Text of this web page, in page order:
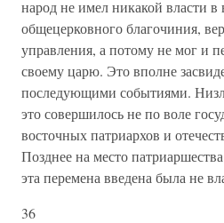
народ не имел никакой власти в
общецерковного благочиния,
управления, а потому не мог и
своему царю. Это вполне
последующими событиями.
это совершилось не по воле
восточных патриархов и
Позднее на место
эта перемена введена была не
36